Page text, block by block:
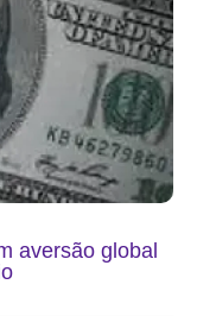
aversão global